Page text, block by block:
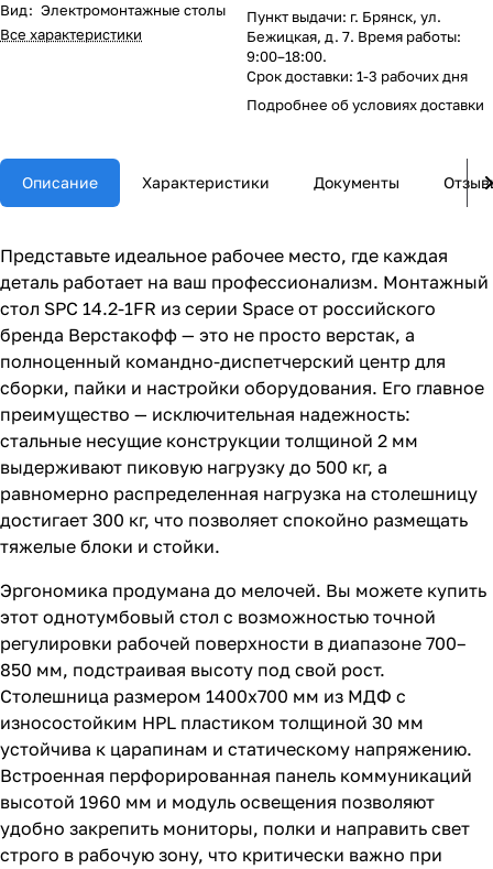
Вид: Электромонтажные столы
Все характеристики
Пункт выдачи: г. Брянск, ул.
Бежицкая, д. 7. Время работы:
9:00–18:00.
Срок доставки: 1-3 рабочих дня
Подробнее обусловиях доставки
Описание Характеристики Документы
Представьте идеальное рабочее место, где каждая
деталь работает на ваш профессионализм. Монтажный
стол SPC 14.2-1FR из серии Space от российского
бренда Верстакофф — это не просто верстак, а
полноценный командно-диспетчерский центр для
сборки, пайки и настройки оборудования. Его главное
преимущество — исключительная надежность:
стальные несущие конструкции толщиной 2 мм
выдерживают пиковую нагрузку до 500 кг, а
равномерно распределенная нагрузка на столешницу
достигает 300 кг, что позволяет спокойно размещать
тяжелые блоки и стойки.
Эргономика продумана до мелочей. Вы можете купить
этот однотумбовый стол с возможностью точной
регулировки рабочей поверхности в диапазоне 700–
850 мм, подстраивая высоту под свой рост.
Столешница размером 1400х700 мм из МДФ с
износостойким HPL пластиком толщиной 30 мм
устойчива к царапинам и статическому напряжению.
Встроенная перфорированная панель коммуникаций
высотой 1960 мм и модуль освещения позволяют
удобно закрепить мониторы, полки и направить свет
строго в рабочую зону, что критически важно при